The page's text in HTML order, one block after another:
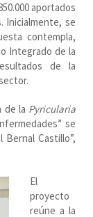
aportados
Inicialmente, se
contempla,
Integrado de la
de la
de la Pyricularia
se
Bernal Castillo”,
El
proyecto
reúne a la